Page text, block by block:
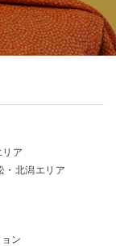
リア
・北潟エリア
ン